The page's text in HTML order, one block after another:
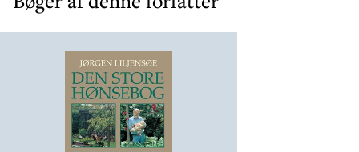
selvforsynende med æg og sundt, fedtfattigt,
næringsrigt kød.
Jørgen Liljensøe er i dag vor bedst kendte og mest
populære forfatter til bøger om dyr. Flere af hans bøger
er blevet klassikere på området.
DEN STORE HØNSEBOG er den ultimative bog om høns.